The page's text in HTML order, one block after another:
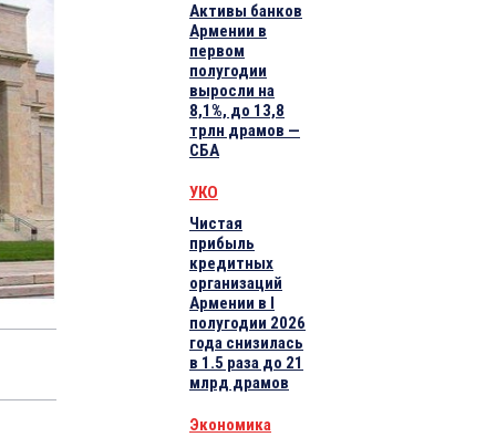
Активы банков
Армении в
первом
полугодии
выросли на
8,1%, до 13,8
трлн драмов —
СБА
УКО
Чистая
прибыль
кредитных
организаций
Армении в I
полугодии 2026
года снизилась
в 1.5 раза до 21
млрд драмов
Экономика